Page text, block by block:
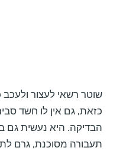
שוטר רשאי לעצור
כזאת, גם אין לו חשד
הבדיקה. היא נעשית גם
תעבורה מסוכנת, גרם